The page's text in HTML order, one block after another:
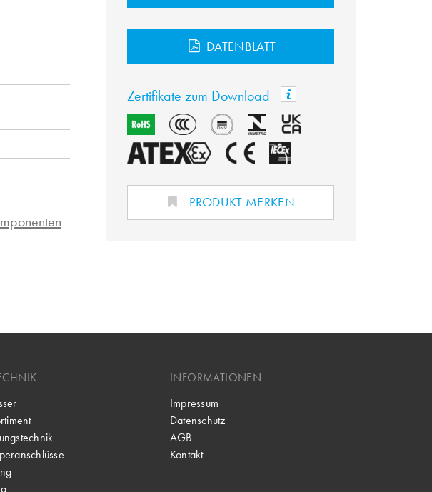
DATENBLATT
Zertifikate zum Download
PRODUKT MERKEN
INFORMATIONEN
Impressum
Datenschutz
AGB
Kontakt